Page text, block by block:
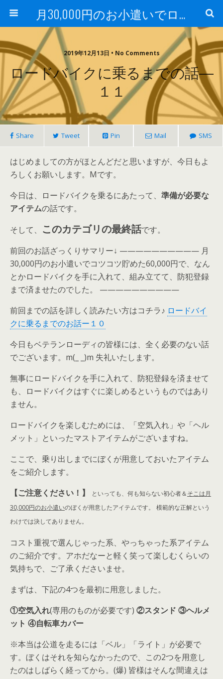
月30,000円のお小遣いでロードバイク
2019年12月13日 • No Comments
ロードバイクに乗るまでの話―
１１
Share Tweet Pin Mail SMS
はじめましての方がほとんどだと思いますが、今日もよ
ろしくお願いします。Mです。
今日は、ロードバイクを乗るにあたって、 準備が必要な
アイテムの話です。
そして、 このカテゴリの最終話です。
前回のお話ざっくりサマリー↓ —————————— 月
30,000円のお小遣いでコツコツ貯めた60,000円で、なん
とかロードバイクを手に入れて、組み立てて、防犯登録
まで済ませたのでした。 ——————————
前回までの話を詳しく読みたい方はコチラ♪ ロードバイ
クに乗るまでのお話ー１０
今日もベテランローディの皆様には、全く必要のない話
でございます。m(_ _)m 失礼いたします。
無事にロードバイクを手に入れて、防犯登録を済ませて
も、ロードバイクはすぐに楽しめるというものではあり
ません。
ロードバイクを楽しむためには、「空気入れ」や「ヘル
メット」といったマストアイテムがございますね。
ここで、乗り出しまでにぼくが用意しておいたアイテム
をご紹介します。
【ご注意ください！】
といっても、何も知らない初心者＆そこは月
30,000円のお小遣いのぼくが用意したアイテムです。
模範的な正解という
わけでは決してありません。
コスト重視で選んじゃった系、やっちゃった系アイテム
のご紹介です。アホだなーと軽く笑って楽しむくらいの
気持ちで、ご了承くださいませ。
まずは、下記の4つを最初に用意しました。
①空気入れ(専用のものが必要です) ②スタンド ③ヘルメ
ット ④自転車カバー
※本当は公道を走るには「ベル」「ライト」が必要で
す。ぼくはそれを知らなかったので、この2つを用意し
たのはしばらく経ってから。(爆) 皆様はそんな間違えは